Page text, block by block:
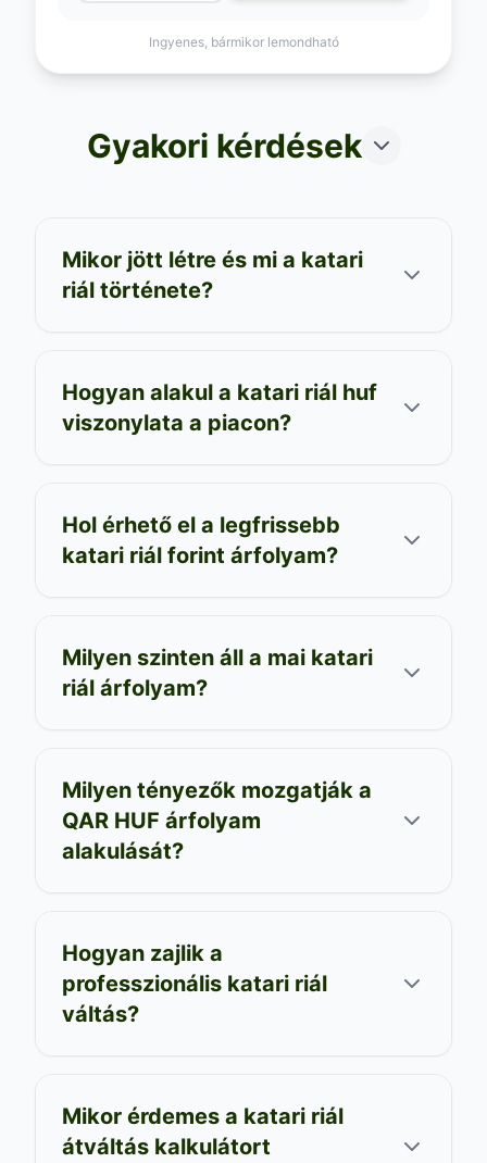
Ingyenes, bármikor lemondható
Gyakori kérdések
Mikor jött létre és mi a katari
riál története?
Hogyan alakul a katari riál huf
viszonylata a piacon?
Hol érhető el a legfrissebb
katari riál forint árfolyam?
Milyen szinten áll a mai katari
riál árfolyam?
Milyen tényezők mozgatják a
QAR HUF árfolyam
alakulását?
Hogyan zajlik a
professzionális katari riál
váltás?
Mikor érdemes a katari riál
átváltás kalkulátort